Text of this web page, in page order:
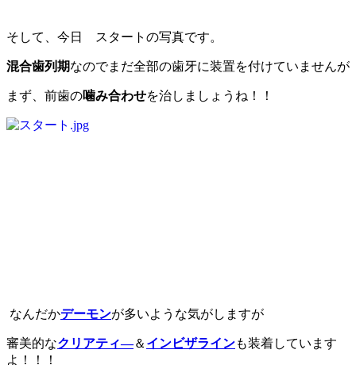
そして、今日 スタートの写真です。
混合歯列期なのでまだ全部の歯牙に装置を付けていませんが
まず、前歯の噛み合わせを治しましょうね！！
なんだかデーモンが多いような気がしますが
審美的なクリアティ―＆ インビザラインも装着しています
よ！！！